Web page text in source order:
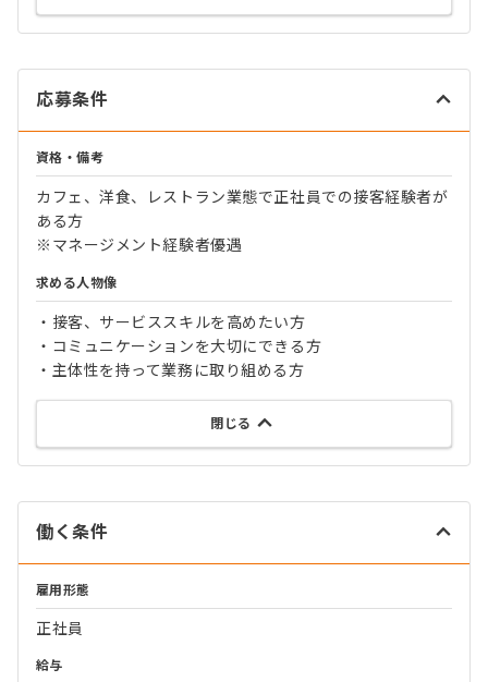
応募条件
資格・備考
カフェ、洋食、レストラン業態で正社員での接客経験者が
ある方
※マネージメント経験者優遇
求める人物像
・接客、サービススキルを高めたい方
・コミュニケーションを大切にできる方
・主体性を持って業務に取り組める方
閉じる
働く条件
雇用形態
正社員
給与